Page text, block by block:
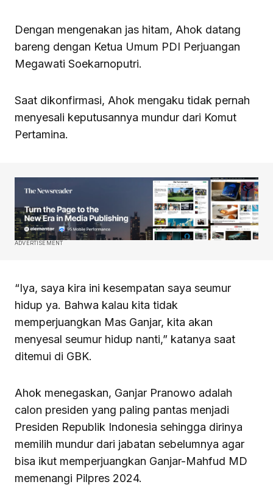
Dengan mengenakan jas hitam, Ahok datang
bareng dengan Ketua Umum PDI Perjuangan
Megawati Soekarnoputri.
Saat dikonfirmasi, Ahok mengaku tidak pernah
menyesali keputusannya mundur dari Komut
Pertamina.
ADVERTISEMENT
“Iya, saya kira ini kesempatan saya seumur
hidup ya. Bahwa kalau kita tidak
memperjuangkan Mas Ganjar, kita akan
menyesal seumur hidup nanti,” katanya saat
ditemui di GBK.
Ahok menegaskan, Ganjar Pranowo adalah
calon presiden yang paling pantas menjadi
Presiden Republik Indonesia sehingga dirinya
memilih mundur dari jabatan sebelumnya agar
bisa ikut memperjuangkan Ganjar-Mahfud MD
memenangi Pilpres 2024.